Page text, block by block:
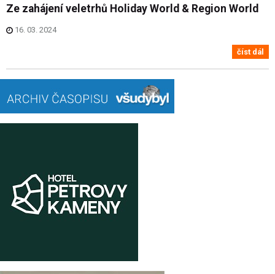
Ze zahájení veletrhů Holiday World & Region World
16. 03. 2024
číst dál